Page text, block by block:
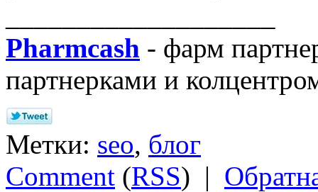
Pharmcash - фарм
партнерками и
Метки: seo, блог
Comment (RSS) |